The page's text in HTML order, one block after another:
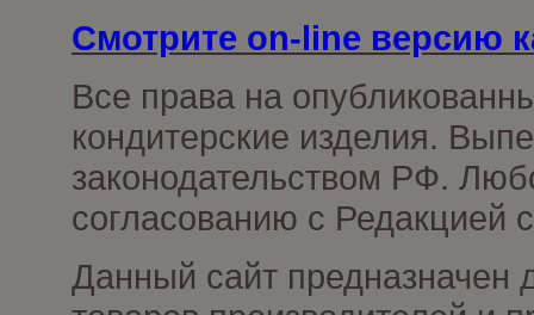
Смотрите on-line версию
Все права на
кондитерские изделия.
законодательством РФ.
согласованию с Редакцией
Данный сайт предназначен